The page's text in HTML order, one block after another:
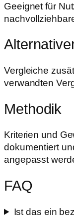
Geeignet für
Vergleiche
verwandten
Methodik
Kriterien und
dokumentiert
angepasst
FAQ
Ist das ein